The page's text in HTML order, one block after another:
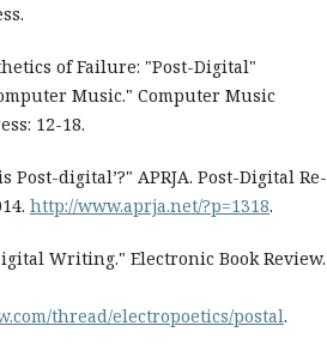
of Failure: "Post-Digital"
Music." Computer Music
12-18.
Post-digital’?" APRJA. Post-Digital Re-
http://www.aprja.net/?p=1318.
Writing." Electronic Book Review.
thread/electropoetics/postal.